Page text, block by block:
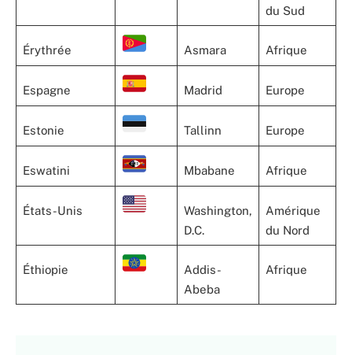
du Sud
Érythrée Asmara Afrique
Espagne Madrid Europe
Estonie Tallinn Europe
Eswatini Mbabane Afrique
États-Unis
Washington,
D.C.
Amérique
du Nord
Éthiopie
Addis-
Abeba
Afrique